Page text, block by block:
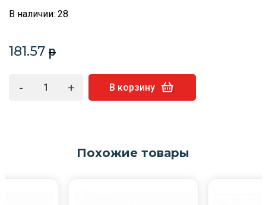
В наличии: 28
181.57 p
- + В корзину
Похожие товары